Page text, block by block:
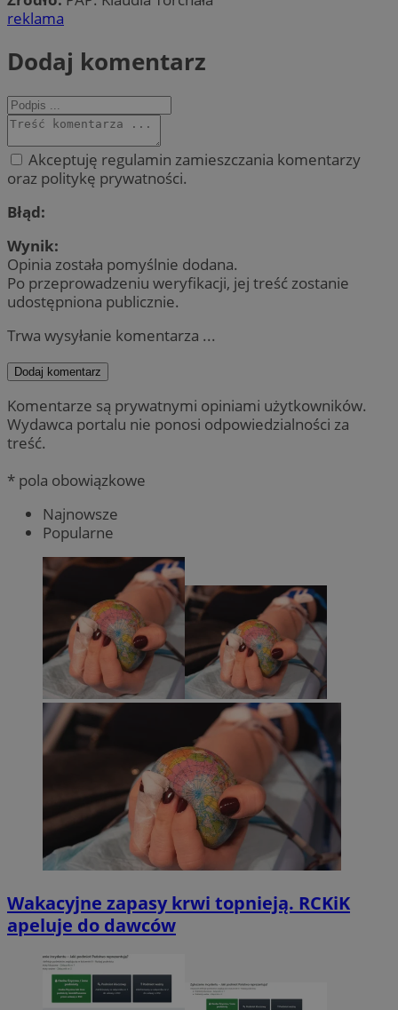
reklama
Dodaj komentarz
Akceptuję regulamin zamieszczania komentarzy
oraz politykę prywatności.
Błąd:
Wynik:
Opinia została pomyślnie dodana.
Po przeprowadzeniu weryfikacji, jej treść zostanie
udostępniona publicznie.
Trwa wysyłanie komentarza ...
Dodaj komentarz
Komentarze są prywatnymi opiniami użytkowników.
Wydawca portalu nie ponosi odpowiedzialności za
treść.
* pola obowiązkowe
Najnowsze
Popularne
Wakacyjne zapasy krwi topnieją. RCKiK
apeluje do dawców